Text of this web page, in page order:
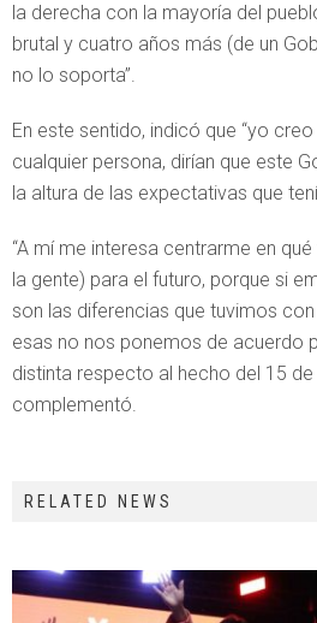
la derecha con la mayoría del
brutal y cuatro años más (de un
no lo soporta”.
En este sentido, indicó que “yo
cualquier persona, dirían que este
la altura de las expectativas que
“A mí me interesa centrarme en
la gente) para el futuro, porque si
son las diferencias que tuvimos
esas no nos ponemos de acuerdo
distinta respecto al hecho del 15 de
complementó.
RELATED NEWS